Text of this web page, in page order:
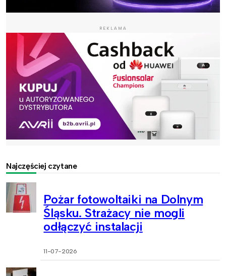
REKLAMA
Najczęściej czytane
Pożar fotowoltaiki na Dolnym
Śląsku. Strażacy nie mogli
odłączyć instalacji
11-07-2026